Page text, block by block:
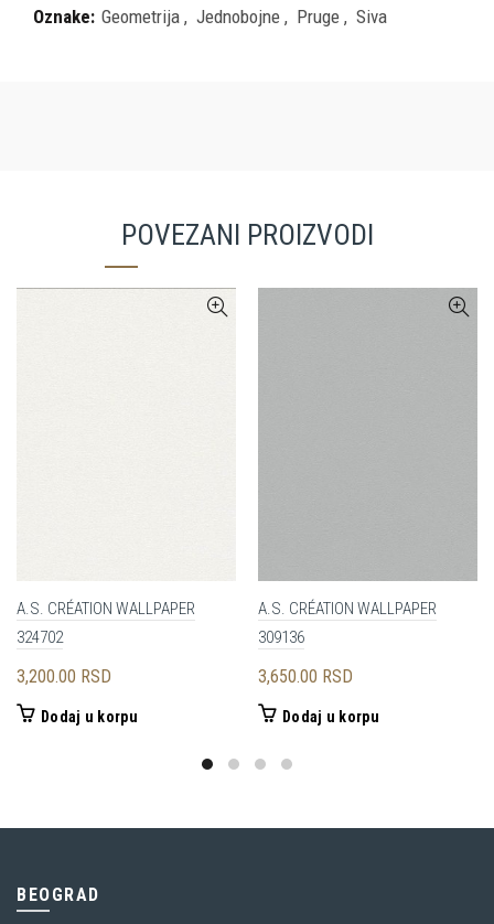
Oznake: Geometrija , Jednobojne , Pruge , Siva
POVEZANI PROIZVODI
A.S. CRÉATION WALLPAPER
324702
3,200.00 RSD
Dodaj u korpu
A.S. CRÉATION WALLPAPER
309136
3,650.00 RSD
Dodaj u korpu
BEOGRAD